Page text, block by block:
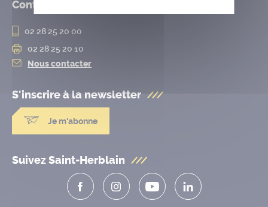
Contact
02 28 25 20 00
02 28 25 20 10
Nous contacter
S'inscrire à la newsletter
Je m'abonne
Suivez Saint-Herblain